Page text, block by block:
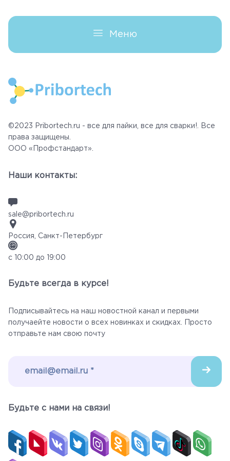
Меню
©2023 Pribortech.ru - все для пайки, все для сварки!. Все
права защищены.
ООО «Профстандарт».
Наши контакты:
sale@pribortech.ru
Россия, Санкт-Петербург
с 10:00 до 19:00
Будьте всегда в курсе!
Подписывайтесь на наш новостной канал и первыми
получаейте новости о всех новинках и скидках. Просто
отправьте нам свою почту
Будьте c нами на связи!